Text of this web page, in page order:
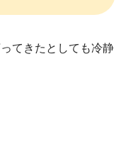
てきたとしても冷静